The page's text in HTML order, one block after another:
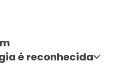
é reconhecida